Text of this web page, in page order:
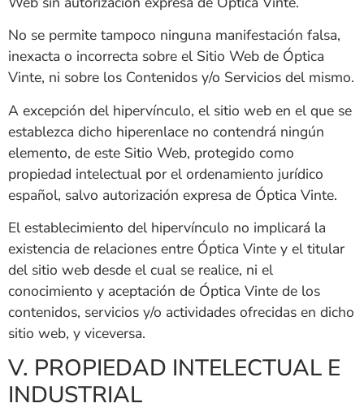
No se permite tampoco ninguna manifestación falsa,
inexacta o incorrecta sobre el Sitio Web de Óptica
Vinte, ni sobre los Contenidos y/o Servicios del mismo.
A excepción del hipervínculo, el sitio web en el que se
establezca dicho hiperenlace no contendrá ningún
elemento, de este Sitio Web, protegido como
propiedad intelectual por el ordenamiento jurídico
español, salvo autorización expresa de Óptica Vinte.
El establecimiento del hipervínculo no implicará la
existencia de relaciones entre Óptica Vinte y el titular
del sitio web desde el cual se realice, ni el
conocimiento y aceptación de Óptica Vinte de los
contenidos, servicios y/o actividades ofrecidas en dicho
sitio web, y viceversa.
V. PROPIEDAD INTELECTUAL E
INDUSTRIAL